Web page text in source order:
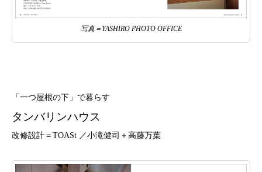
写真＝YASHIRO PHOTO OFFICE
「一つ屋根の下」で暮らす
タンバリンハウス
改修設計＝TOASt ／小滝健司＋高藤万葉